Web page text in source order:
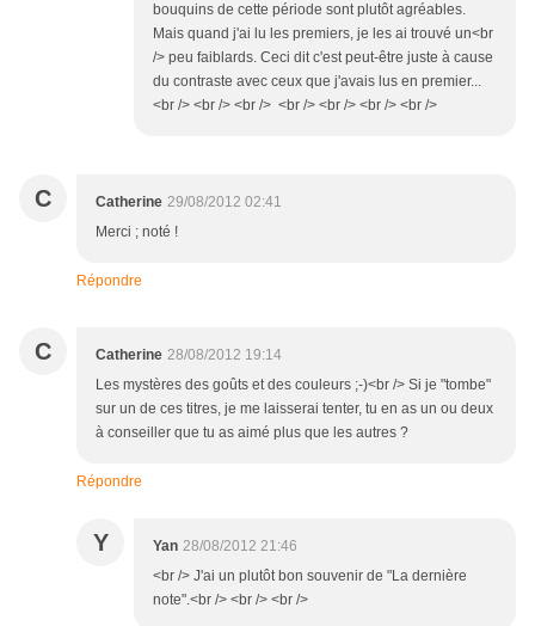
bouquins de cette période sont plutôt agréables.
Mais quand j'ai lu les premiers, je les ai trouvé un<br
/> peu faiblards. Ceci dit c'est peut-être juste à cause
du contraste avec ceux que j'avais lus en premier...
<br /> <br /> <br /> <br /> <br /> <br /> <br />
C Catherine 29/08/2012 02:41
Merci ; noté !
Répondre
C Catherine 28/08/2012 19:14
Les mystères des goûts et des couleurs ;-)<br /> Si je "tombe"
sur un de ces titres, je me laisserai tenter, tu en as un ou deux
à conseiller que tu as aimé plus que les autres ?
Répondre
Y Yan 28/08/2012 21:46
<br /> J'ai un plutôt bon souvenir de "La dernière
note".<br /> <br /> <br />